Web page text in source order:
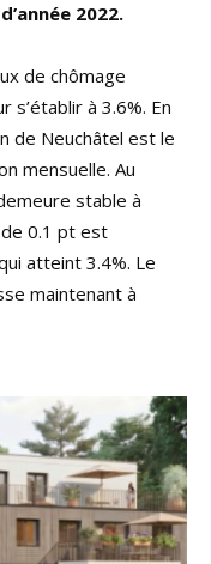
2022.
de chômage
s’établir à 3.6%. En
de Neuchâtel est le
mensuelle. Au
stable à
de 0.1 pt est
atteint 3.4%. Le
maintenant à